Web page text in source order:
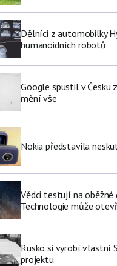
Dělníci z automobilky
humanoidních robotů
Google spustil v Česku
mění vše
Nokia představila
Vědci testují na oběžné
Technologie může
Rusko si vyrobí vlastní
projektu